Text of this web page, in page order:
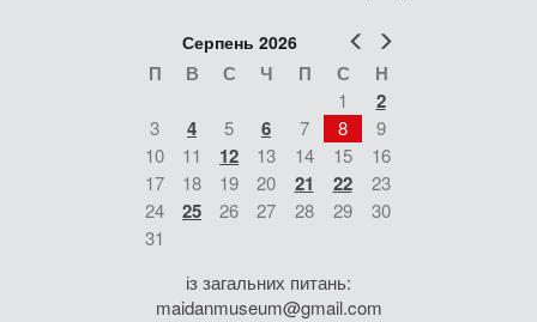
Попер
Серпень 2026
П В С Ч П С Н
1 2
3 4 5 6 7 8
9
10
11 12 13 14 15
16
17
18 19 20 21 22
23
24
25 26 27 28 29
30
31
із загальних питань:
maidanmuseum@gmail.com